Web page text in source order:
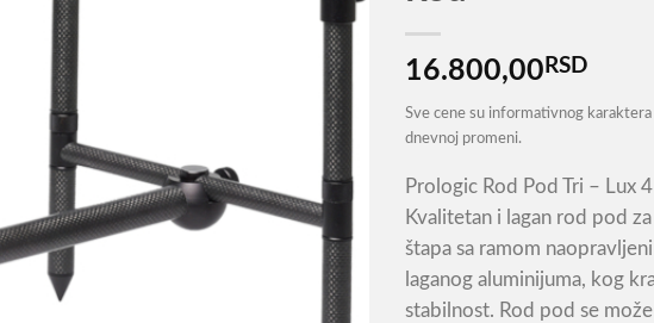
16.800,00 RSD
Sve cene su informativnog
dnevnoj promeni.
Prologic Rod Pod Tri – Lux
Kvalitetan i lagan rod pod
štapa sa ramom
laganog aluminijuma, kog
stabilnost. Rod pod se